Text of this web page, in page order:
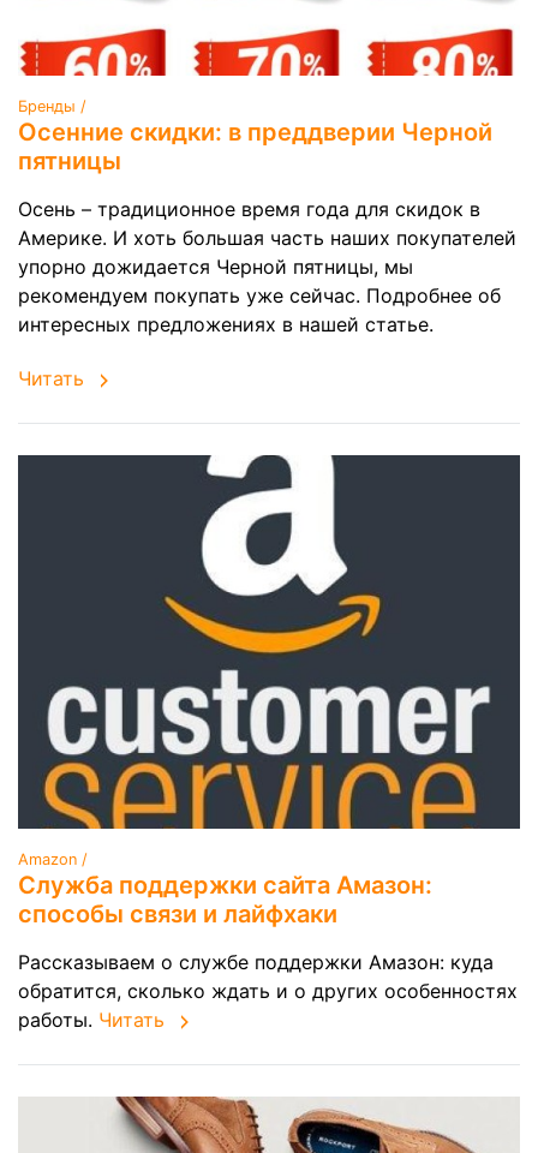
Бренды /
Осенние скидки: в преддверии Черной
пятницы
Осень – традиционное время года для скидок в
Америке. И хоть большая часть наших покупателей
упорно дожидается Черной пятницы, мы
рекомендуем покупать уже сейчас. Подробнее об
интересных предложениях в нашей статье.
Читать
Amazon /
Служба поддержки сайта Амазон:
способы связи и лайфхаки
Рассказываем о службе поддержки Амазон: куда
обратится, сколько ждать и о других особенностях
работы. Читать